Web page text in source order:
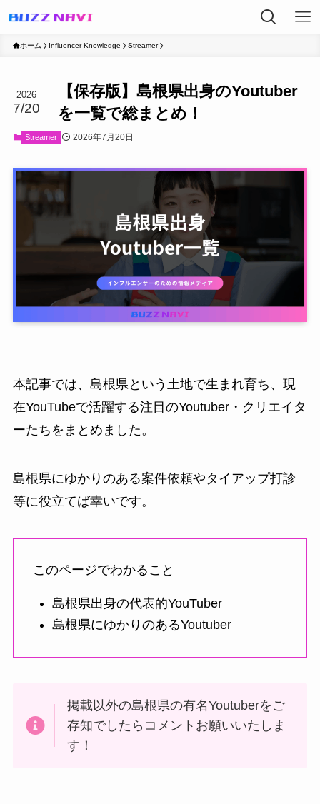
ホーム Influencer Knowledge Streamer
【保存版】島根県出身のYoutuber
を一覧で総まとめ！
2026
7/20
Streamer 2026年7月20日
本記事では、島根県という土地で生まれ育ち、現
在YouTubeで活躍する注目のYoutuber・クリエイタ
ーたちをまとめました。
島根県にゆかりのある案件依頼やタイアップ打診
等に役立てば幸いです。
このページでわかること
島根県出身の代表的YouTuber
島根県にゆかりのあるYoutuber
掲載以外の島根県の有名Youtuberをご
存知でしたらコメントお願いいたしま
す！